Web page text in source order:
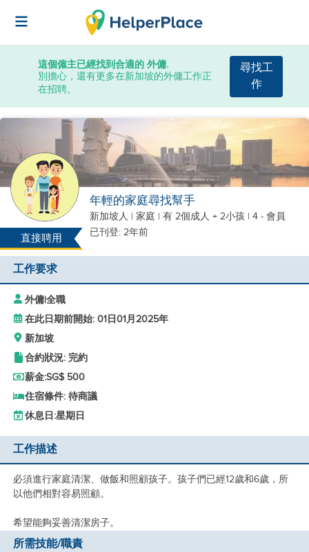
這個僱主已經找到合適的 外傭.
別擔心，還有更多在新加坡的外傭工作正
在招聘。
尋找工
作
直接聘用
年輕的家庭尋找幫手
新加坡人 | 家庭 | 有 2個成人 + 2小孩 | 4 - 會員
已刊登: 2年前
工作要求
外傭|全職
在此日期前開始: 01日01月2025年
新加坡
合約狀況: 完約
薪金:SG$ 500
住宿條件: 待商議
休息日:星期日
工作描述
必須進行家庭清潔、做飯和照顧孩子。孩子們已經12歲和6歲，所
以他們相對容易照顧。
希望能夠妥善清潔房子。
所需技能/職責